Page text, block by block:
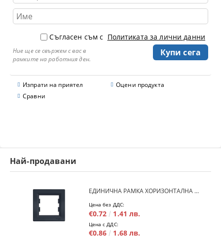
Съгласен съм с Политиката за лични данни
Ние ще се свържем с вас в
рамките на работния ден.
Изпрати на приятел
Оцени продукта
Сравни
Най-продавани
ЕДИНИЧНА РАМКА ХОРИЗОНТАЛНА SCHNEIDER ASFORA EPH5800171 - АНТРАЦИТ
Цена без ДДС:
€0.72 1.41 лв.
Цена с ДДС:
€0.86 1.68 лв.